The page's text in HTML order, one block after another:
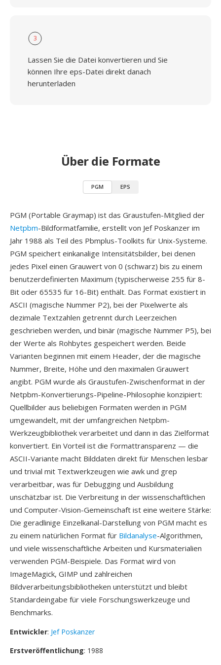
3
Lassen Sie die Datei konvertieren und Sie
können Ihre eps-Datei direkt danach
herunterladen
Über die Formate
PGM EPS
PGM (Portable Graymap) ist das Graustufen-Mitglied der
Netpbm-Bildformatfamilie, erstellt von Jef Poskanzer im
Jahr 1988 als Teil des Pbmplus-Toolkits für Unix-Systeme.
PGM speichert einkanalige Intensitätsbilder, bei denen
jedes Pixel einen Grauwert von 0 (schwarz) bis zu einem
benutzerdefinierten Maximum (typischerweise 255 für 8-
Bit oder 65535 für 16-Bit) enthält. Das Format existiert in
ASCII (magische Nummer P2), bei der Pixelwerte als
dezimale Textzahlen getrennt durch Leerzeichen
geschrieben werden, und binär (magische Nummer P5), bei
der Werte als Rohbytes gespeichert werden. Beide
Varianten beginnen mit einem Header, der die magische
Nummer, Breite, Höhe und den maximalen Grauwert
angibt. PGM wurde als Graustufen-Zwischenformat in der
Netpbm-Konvertierungs-Pipeline-Philosophie konzipiert:
Quellbilder aus beliebigen Formaten werden in PGM
umgewandelt, mit der umfangreichen Netpbm-
Werkzeugbibliothek verarbeitet und dann in das Zielformat
konvertiert. Ein Vorteil ist die Formattransparenz — die
ASCII-Variante macht Bilddaten direkt für Menschen lesbar
und trivial mit Textwerkzeugen wie awk und grep
verarbeitbar, was für Debugging und Ausbildung
unschätzbar ist. Die Verbreitung in der wissenschaftlichen
und Computer-Vision-Gemeinschaft ist eine weitere Stärke:
Die geradlinige Einzelkanal-Darstellung von PGM macht es
zu einem natürlichen Format für Bildanalyse-Algorithmen,
und viele wissenschaftliche Arbeiten und Kursmaterialien
verwenden PGM-Beispiele. Das Format wird von
ImageMagick, GIMP und zahlreichen
Bildverarbeitungsbibliotheken unterstützt und bleibt
Standardeingabe für viele Forschungswerkzeuge und
Benchmarks.
Entwickler: Jef Poskanzer
Erstveröffentlichung: 1988